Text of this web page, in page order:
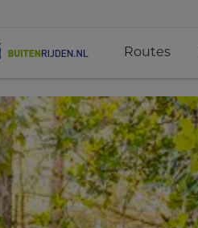
Routes